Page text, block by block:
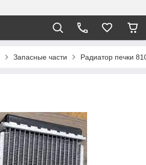
Запасные части Радиатор печки